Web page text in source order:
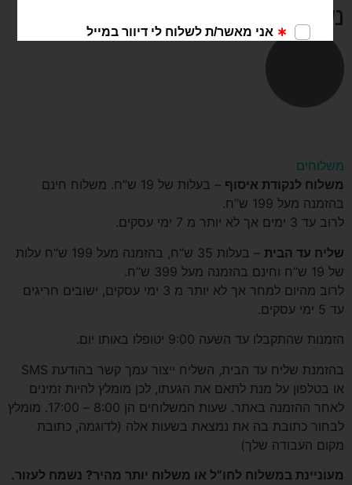
נשמח לעזור:
משלוחים
משלוח לנקודת איסוף
– בעלות של 19 ש”ח. משלוח חינם
בהזמנה מעל 199 ש”ח.
לרוב עד 3 ימים אך לא יותר מ 7 ימי עסקים.
שליח עד הבית
– בעלות 35 ש”ח, בהזמנה מעל 199 ש”ח עלות
של 19 ש”ח וחינם בהזמנה מעל 399 ש”ח.
לרוב מהיום למחר אך לא יותר מ 3 ימי עסקים, ישובים חריגים
עד 5 ימי עסקים.
הזמנות שהתקבלו עד השעה 9:00 יטופלו באותו יום.
בהזמנת שליח עד הבית, השליח ייצור עמך קשר בהודעת SMS
או בטלפון על מנת לתאם את הגעתו, לכן מומלץ להיות זמינים
לאחר ההזמנה באתר. שעות המשלוחים הן 8:00 – 17:00. מומלץ
לבחור כתובת בה את נמצאת בשעות אלה (לדוגמה, כתובת
מקום העבודה שלך)
מעוניינת במשלוח לחו”ל או משלוח יותר מהיר? נשמח לעזור.